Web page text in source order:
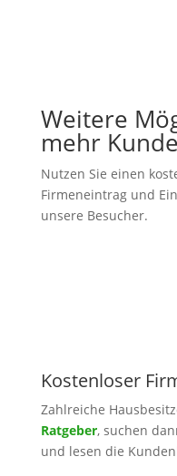
Weitere
mehr
Nutzen Sie einen
Firmeneintrag und
unsere Besucher.
Kostenloser
Zahlreiche
Ratgeber, suchen
und lesen die